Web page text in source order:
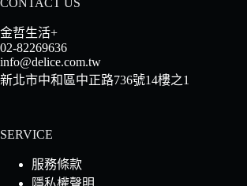
CONTACT US
金哲生活+
02-82269636
info@delice.com.tw
新北市中和區中正路736號14樓之1
SERVICE
服務條款
隱私權聲明